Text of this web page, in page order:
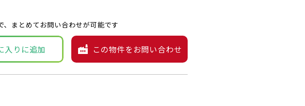
まとめてお問い合わせが可能です
入りに追加 この物件をお問い合わせ